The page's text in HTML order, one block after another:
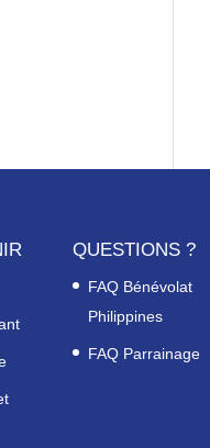
QUESTIONS ?
FAQ Bénévolat
Philippines
FAQ Parrainage